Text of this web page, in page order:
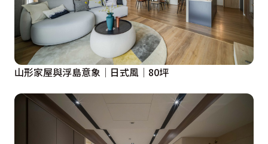
山形家屋與浮島意象│日式風│80坪